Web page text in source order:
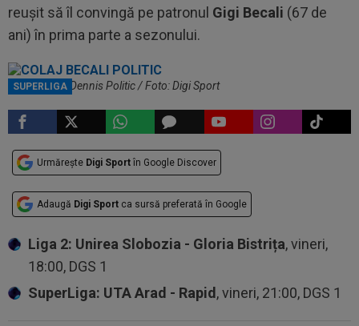
reușit să îl convingă pe patronul Gigi Becali (67 de
ani) în prima parte a sezonului.
SUPERLIGA
Gigi Becali și Dennis Politic / Foto: Digi Sport
Urmărește Digi Sport în Google Discover
Adaugă Digi Sport ca sursă preferată în Google
Liga 2: Unirea Slobozia - Gloria Bistrița, vineri,
18:00, DGS 1
SuperLiga: UTA Arad - Rapid , vineri, 21:00, DGS 1